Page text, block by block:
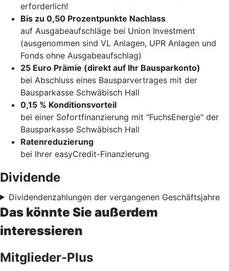
erforderlich!
Bis zu 0,50 Prozentpunkte Nachlass
auf Ausgabeaufschläge bei Union Investment
(ausgenommen sind VL Anlagen, UPR Anlagen und
Fonds ohne Ausgabeaufschlag)
25 Euro Prämie (direkt auf Ihr Bausparkonto)
bei Abschluss eines Bausparvertrages mit der
Bausparkasse Schwäbisch Hall
0,15 % Konditionsvorteil
bei einer Sofortfinanzierung mit "FuchsEnergie" der
Bausparkasse Schwäbisch Hall
Ratenreduzierung
bei Ihrer easyCredit-Finanzierung
Dividende
Dividendenzahlungen der vergangenen Geschäftsjahre
Das könnte Sie außerdem
interessieren
Mitglieder-Plus